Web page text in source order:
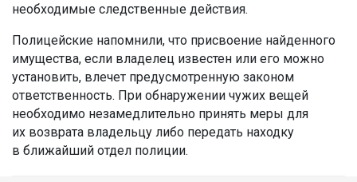
необходимые следственные действия.
Полицейские напомнили, что присвоение найденного
имущества, если владелец известен или его можно
установить, влечет предусмотренную законом
ответственность. При обнаружении чужих вещей
необходимо незамедлительно принять меры для
их возврата владельцу либо передать находку
в ближайший отдел полиции.